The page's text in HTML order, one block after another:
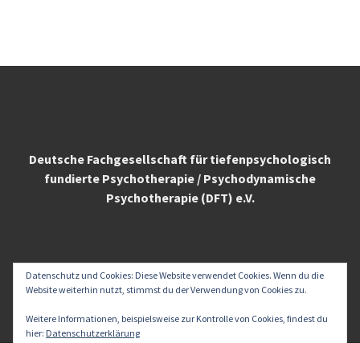
Deutsche Fachgesellschaft für tiefenpsychologisch
fundierte Psychotherapie / Psychodynamische
Psychotherapie (DFT) e.V.
Datenschutz und Cookies: Diese Website verwendet Cookies. Wenn du die
Website weiterhin nutzt, stimmst du der Verwendung von Cookies zu.
Weitere Informationen, beispielsweise zur Kontrolle von Cookies, findest du
hier: Datenschutzerklärung